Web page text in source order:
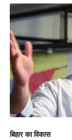
बिहार का विकास